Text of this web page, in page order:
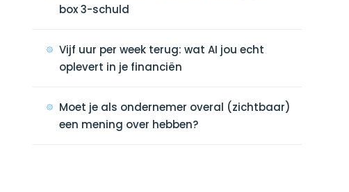
box 3-schuld
Vijf uur per week terug: wat AI jou echt
oplevert in je financiën
Moet je als ondernemer overal (zichtbaar)
een mening over hebben?